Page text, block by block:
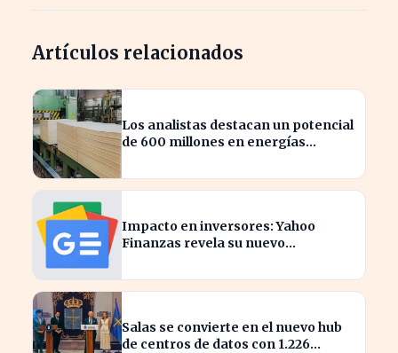
Artículos relacionados
Los analistas destacan un potencial
de 600 millones en energías
Impacto en inversores: Yahoo
Finanzas revela su nuevo
acciones
Salas se convierte en el nuevo hub
de centros de datos con 1.226